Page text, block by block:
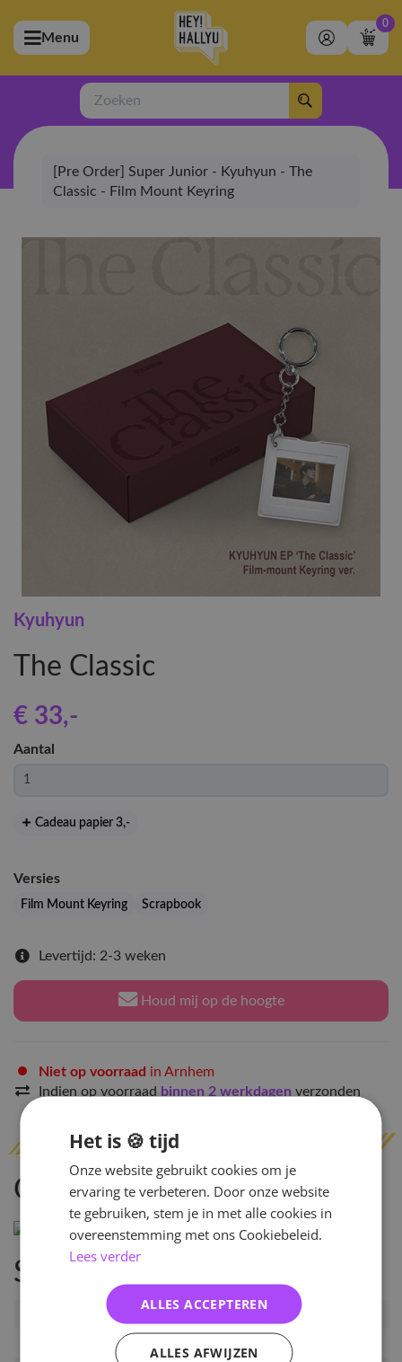
(Artiesten)
(Merchandise)
(Exclusive)
(Winkel)
Menu
0
Zoeken
[Pre Order] Super Junior - Kyuhyun - The
Classic - Film Mount Keyring
Kyuhyun
The Classic
€ 33,-
Aantal
Cadeau papier 3,-
Versies
Film Mount Keyring Scrapbook
Levertijd: 2-3 weken
Houd mij op de hoogte
Niet op voorraad in Arnhem
Indien op voorraad binnen 2 werkdagen verzonden
Omschrijving
Specificaties
Artikelnummer
PRE-KYU-TC-FMKR
4638983282197
Het is 🍪 tijd
Onze website gebruikt cookies om je
ervaring te verbeteren. Door onze website
te gebruiken, stem je in met alle cookies in
overeenstemming met ons Cookiebeleid.
Lees verder
ALLES ACCEPTEREN
ALLES AFWIJZEN